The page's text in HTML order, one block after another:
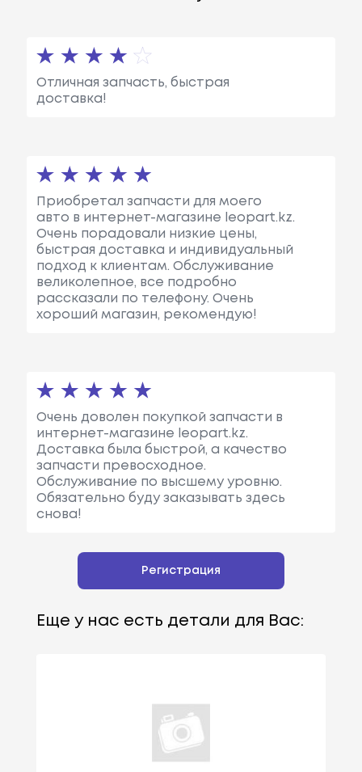
Отличная запчасть, быстрая
доставка!
Приобретал запчасти для моего
авто в интернет-магазине leopart.kz.
Очень порадовали низкие цены,
быстрая доставка и индивидуальный
подход к клиентам. Обслуживание
великолепное, все подробно
рассказали по телефону. Очень
хороший магазин, рекомендую!
Очень доволен покупкой запчасти в
интернет-магазине leopart.kz.
Доставка была быстрой, а качество
запчасти превосходное.
Обслуживание по высшему уровню.
Обязательно буду заказывать здесь
снова!
Регистрация
Еще у нас есть детали для Вас: